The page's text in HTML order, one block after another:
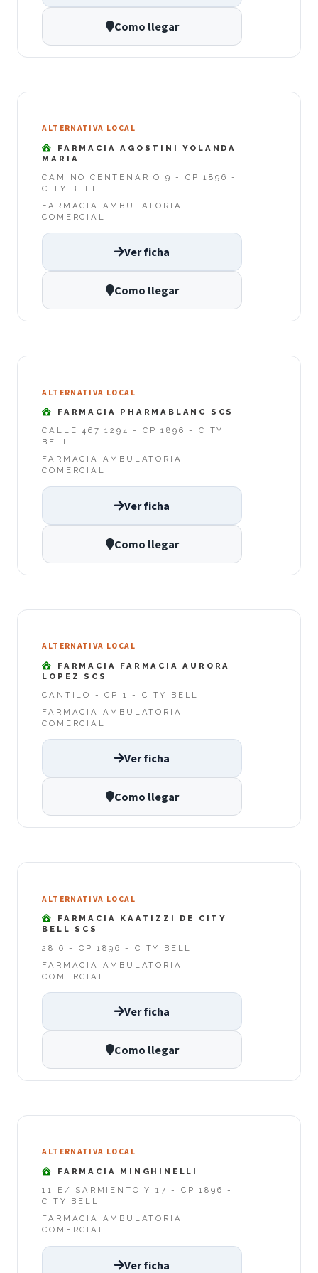
Como llegar
ALTERNATIVA LOCAL
FARMACIA AGOSTINI YOLANDA
MARIA
CAMINO CENTENARIO 9 - CP 1896 -
CITY BELL
FARMACIA AMBULATORIA
COMERCIAL
Ver ficha
Como llegar
ALTERNATIVA LOCAL
FARMACIA PHARMABLANC SCS
CALLE 467 1294 - CP 1896 - CITY
BELL
FARMACIA AMBULATORIA
COMERCIAL
Ver ficha
Como llegar
ALTERNATIVA LOCAL
FARMACIA FARMACIA AURORA
LOPEZ SCS
CANTILO - CP 1 - CITY BELL
FARMACIA AMBULATORIA
COMERCIAL
Ver ficha
Como llegar
ALTERNATIVA LOCAL
FARMACIA KAATIZZI DE CITY
BELL SCS
28 6 - CP 1896 - CITY BELL
FARMACIA AMBULATORIA
COMERCIAL
Ver ficha
Como llegar
ALTERNATIVA LOCAL
FARMACIA MINGHINELLI
11 E/ SARMIENTO Y 17 - CP 1896 -
CITY BELL
FARMACIA AMBULATORIA
COMERCIAL
Ver ficha